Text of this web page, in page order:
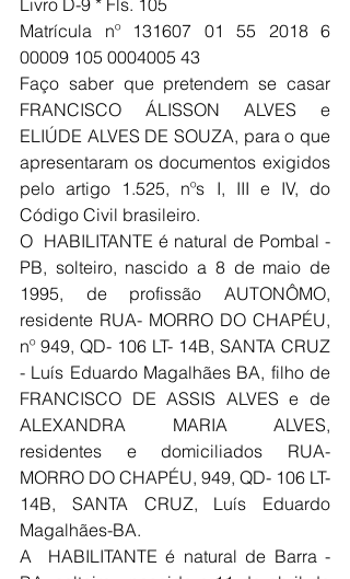
Livro D-9 * Fls. 105
Matrícula nº 131607 01 55 2018 6
00009 105 0004005 43
Faço saber que pretendem se casar
FRANCISCO ÁLISSON ALVES e
ELIÚDE ALVES DE SOUZA, para o que
apresentaram os documentos exigidos
pelo artigo 1.525, nºs I, III e IV, do
Código Civil brasileiro.
O  HABILITANTE é natural de Pombal -
PB, solteiro, nascido a 8 de maio de
1995, de profissão AUTONÔMO,
residente RUA- MORRO DO CHAPÉU,
nº 949, QD- 106 LT- 14B, SANTA CRUZ
- Luís Eduardo Magalhães BA, filho de
FRANCISCO DE ASSIS ALVES e de
ALEXANDRA MARIA ALVES,
residentes e domiciliados RUA-
MORRO DO CHAPÉU, 949, QD- 106 LT-
14B, SANTA CRUZ, Luís Eduardo
Magalhães-BA.
A  HABILITANTE é natural de Barra -